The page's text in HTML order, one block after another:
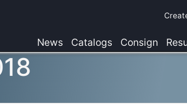
News Catalogs Consign